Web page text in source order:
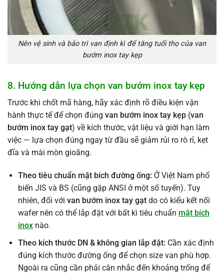
Nên vệ sinh và bảo trì van định kì để tăng tuổi thọ của van
bướm inox tay kẹp
8. Hướng dẫn lựa chọn van bướm inox tay kẹp
Trước khi chốt mã hàng, hãy xác định rõ điều kiện vận
hành thực tế để chọn đúng van bướm inox tay kẹp (van
bướm inox tay gạt) về kích thước, vật liệu và giới hạn làm
việc — lựa chọn đúng ngay từ đầu sẽ giảm rủi ro rò rỉ, kẹt
đĩa và mài mòn gioăng.
Theo tiêu chuẩn mặt bích đường ống: Ở Việt Nam phổ
biến JIS và BS (cũng gặp ANSI ở một số tuyến). Tuy
nhiên, đối với van bướm inox tay gạtdo có kiểu kết nối
wafer nên có thể lắp đặt với bất kì tiêu chuẩn mặt bích
inoxnào.
Theo kích thước DN & không gian lắp đặt: Cần xác định
đúng kích thước đường ống để chọn size van phù hợp.
Ngoài ra cũng cần phải cân nhắc đến khoảng trống để